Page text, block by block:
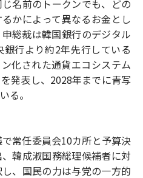
名前のトークンでも、どの
かによって異なるお金とし
総裁は韓国銀行のデジタル
行より約2年先行している
化された通貨エコシステム
発表し、2028年までに青写
る。
常任委員会10カ所と予算決
韓成淑国務総理候補者に対
、国民の力は与党の一方的